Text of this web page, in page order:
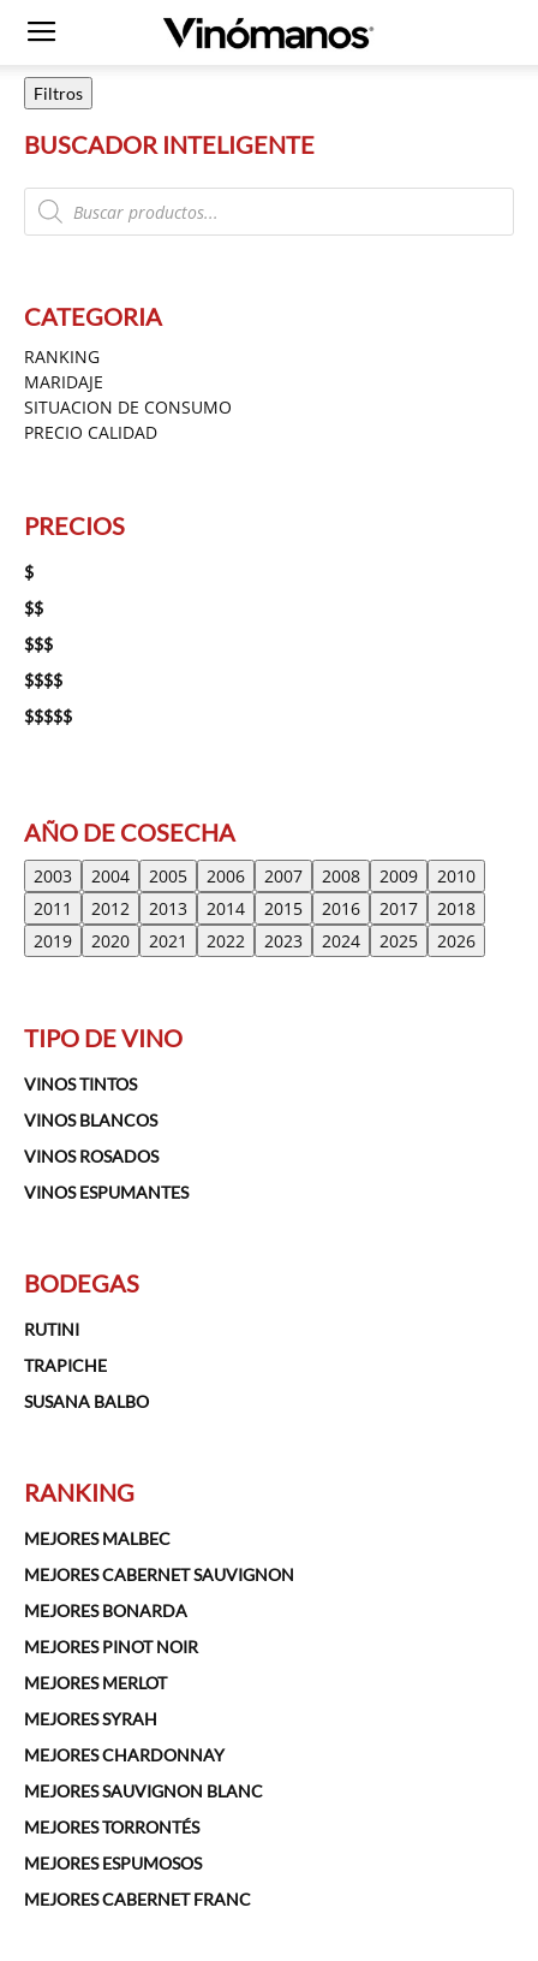
Filtros
BUSCADOR INTELIGENTE
Products
search
CATEGORIA
RANKING
MARIDAJE
SITUACION DE CONSUMO
PRECIO CALIDAD
PRECIOS
$
$$
$$$
$$$$
$$$$$
AÑO DE COSECHA
2003 2004 2005 2006 2007 2008 2009
2010
2011
2012 2013 2014 2015 2016 2017
2018
2019
2020 2021 2022 2023 2024 2025 2026
TIPO DE VINO
VINOS TINTOS
VINOS BLANCOS
VINOS ROSADOS
VINOS ESPUMANTES
BODEGAS
RUTINI
TRAPICHE
SUSANA BALBO
RANKING
MEJORES MALBEC
MEJORES CABERNET SAUVIGNON
MEJORES BONARDA
MEJORES PINOT NOIR
MEJORES MERLOT
MEJORES SYRAH
MEJORES CHARDONNAY
MEJORES SAUVIGNON BLANC
MEJORES TORRONTÉS
MEJORES ESPUMOSOS
MEJORES CABERNET FRANC